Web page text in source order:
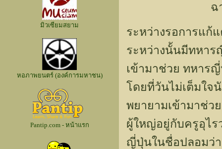
มิวเซียมสยาม
หอภาพยนตร์ (องค์การมหาชน)
Pantip.com - หน้าแรก
ฉ
ระหว่างรอการแก้
ระหว่างนั้นมีทหาร
เข้ามาช่วย ทหาร
โดยที่วันไม่เต็มใจ
พยายามเข้ามาช่ว
ผู้ใหญ่อยู่กับครูอุไร
ญี่ปุ่นในชื่อปลอมว่า